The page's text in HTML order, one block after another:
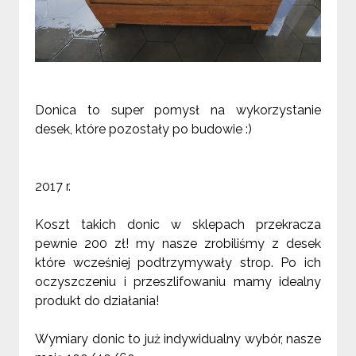
Donica to super pomysł na wykorzystanie
desek, które pozostały po budowie :)
2017 r.
Koszt takich donic w sklepach przekracza
pewnie 200 zł! my nasze zrobiliśmy z desek
które wcześniej podtrzymywały strop. Po ich
oczyszczeniu i przeszlifowaniu mamy idealny
produkt do działania!
Wymiary donic to już indywidualny wybór, nasze